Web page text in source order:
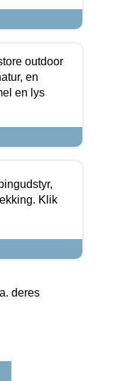
outdoor
en
en lys
Klik
deres